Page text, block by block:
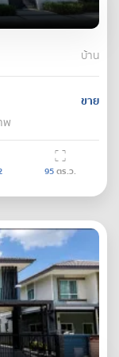
บ้าน
ขาย
พ
95ตร.ว.